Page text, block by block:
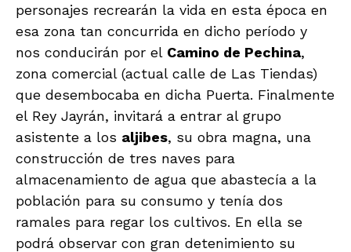
personajes recrearán la vida en esta época en
esa zona tan concurrida en dicho período y
nos conducirán por el Camino de Pechina,
zona comercial (actual calle de Las Tiendas)
que desembocaba en dicha Puerta. Finalmente
el Rey Jayrán, invitará a entrar al grupo
asistente a los aljibes, su obra magna, una
construcción de tres naves para
almacenamiento de agua que abastecía a la
población para su consumo y tenía dos
ramales para regar los cultivos. En ella se
podrá observar con gran detenimiento su